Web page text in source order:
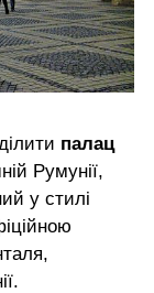
палац
Румунії,
у стилі